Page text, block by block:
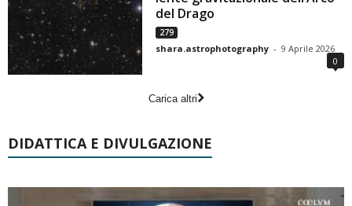
del Drago
279
shara.astrophotography - 9 Aprile 2026
0
Carica altri
DIDATTICA E DIVULGAZIONE